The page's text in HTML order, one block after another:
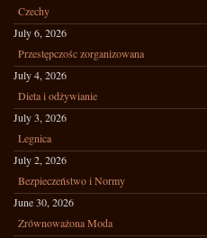
Czechy
July 6, 2026
Przestępczośc zorganizowana
July 4, 2026
Dieta i odżywianie
July 3, 2026
Legnica
July 2, 2026
Bezpieczeństwo i Normy
June 30, 2026
Zrównoważona Moda